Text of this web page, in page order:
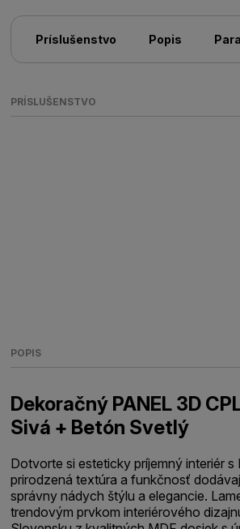
Príslušenstvo Popis
PRÍSLUŠENSTVO
POPIS
Dekoračný PANEL 3D
Sivá + Betón Svetlý
Dotvorte si esteticky príjemný interiér s
prirodzená textúra a funkčnosť
správny nádych štýlu a elegancie.
trendovým prvkom interiérového